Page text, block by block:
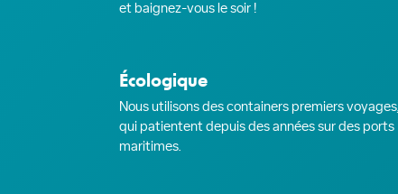
et baignez-vous le soir !
Écologique
Nous utilisons des containers premiers voyages,
qui patientent depuis des années sur des ports
maritimes.